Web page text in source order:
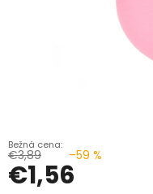
€3,89 –59 %
€1,56